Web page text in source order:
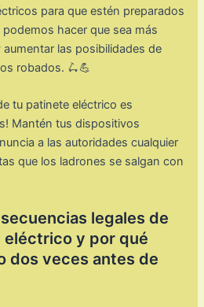
para que estén preparados
hacer que sea más
las posibilidades de
robados. 🛴💪
tu patinete eléctrico es
Mantén tus dispositivos
a las autoridades cualquier
que los ladrones se salgan con
legales de
y por qué
dos veces antes de